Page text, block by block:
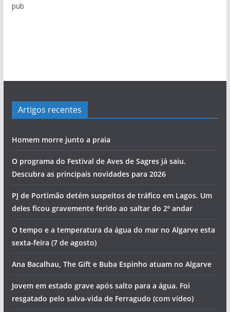
ipub
Artigos recentes
Homem morre junto a praia
O programa do Festival de Aves de Sagres já saiu.
Descubra as principais novidades para 2026
PJ de Portimão detém suspeitos de tráfico em Lagos. Um
deles ficou gravemente ferido ao saltar do 2º andar
O tempo e a temperatura da água do mar no Algarve esta
sexta-feira (7 de agosto)
Ana Bacalhau, The Gift e Buba Espinho atuam no Algarve
Jovem em estado grave após salto para a água. Foi
resgatado pelo salva-vida de Ferragudo (com vídeo)